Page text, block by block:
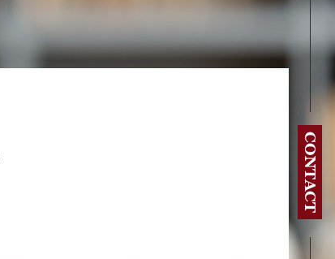
CONTACT
Réinitialiser les filtres